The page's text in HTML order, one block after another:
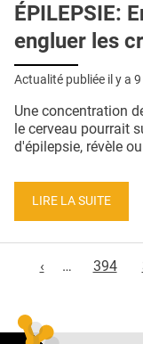
ÉPILEPSIE:
engluer les
Actualité publiée il y a 9
Une concentration
le cerveau pourrait
d'épilepsie, révèle
LIRE LA SUITE
‹
… 394